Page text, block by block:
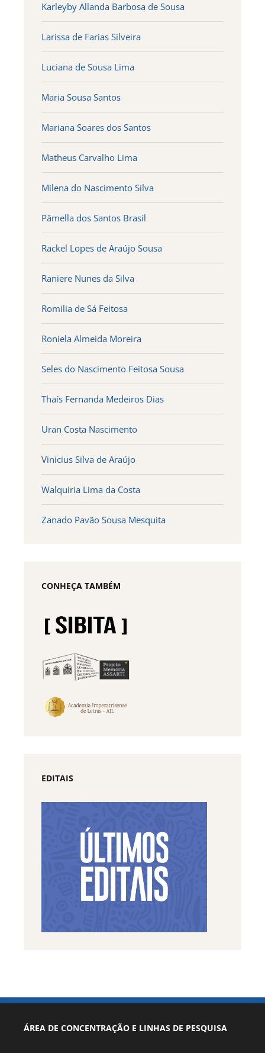
Karleyby Allanda Barbosa de Sousa
Larissa de Farias Silveira
Luciana de Sousa Lima
Maria Sousa Santos
Mariana Soares dos Santos
Matheus Carvalho Lima
Milena do Nascimento Silva
Pâmella dos Santos Brasil
Rackel Lopes de Araújo Sousa
Raniere Nunes da Silva
Romilia de Sá Feitosa
Roniela Almeida Moreira
Seles do Nascimento Feitosa Sousa
Thaís Fernanda Medeiros Dias
Uran Costa Nascimento
Vinicius Silva de Araújo
Walquiria Lima da Costa
Zanado Pavão Sousa Mesquita
CONHEÇA TAMBÉM
EDITAIS
ÁREA DE CONCENTRAÇÃO E LINHAS DE PESQUISA